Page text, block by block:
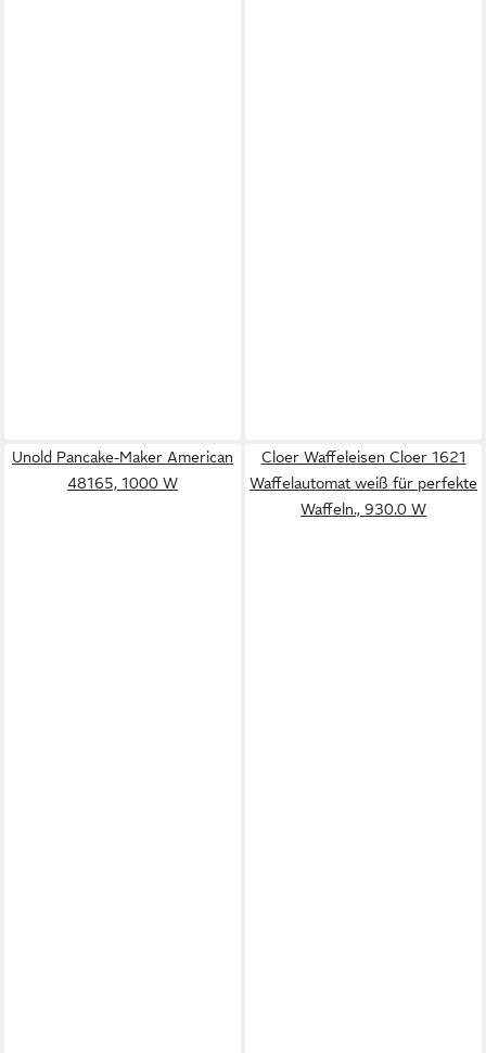
Unold Pancake-Maker American
48165, 1000 W
Cloer Waffeleisen Cloer 1621
Waffelautomat weiß für perfekte
Waffeln., 930.0 W